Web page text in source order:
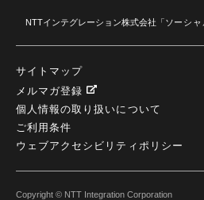
NTTインテグレーション株式会社「ソーシ
サイトマップ
メルマガ登録
個人情報の取り扱いについて
ご利用条件
ウェブアクセシビリティポリシー
Copyright © NTT Integration Corporation